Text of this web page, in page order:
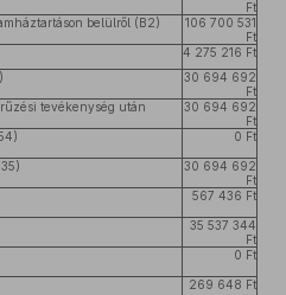
Ft
belülről (B2)
106 700 531
Ft
4 275 216 Ft
30 694 692
Ft
tevékenység után
30 694 692
Ft
0 Ft
30 694 692
Ft
567 436 Ft
35 537 344
Ft
0 Ft
269 648 Ft